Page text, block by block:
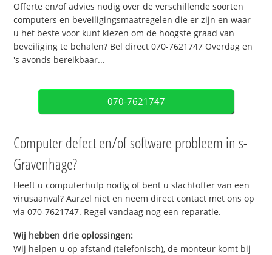
Offerte en/of advies nodig over de verschillende soorten
computers en beveiligingsmaatregelen die er zijn en waar
u het beste voor kunt kiezen om de hoogste graad van
beveiliging te behalen? Bel direct 070-7621747 Overdag en
's avonds bereikbaar...
070-7621747
Computer defect en/of software probleem in s-
Gravenhage?
Heeft u computerhulp nodig of bent u slachtoffer van een
virusaanval? Aarzel niet en neem direct contact met ons op
via 070-7621747. Regel vandaag nog een reparatie.
Wij hebben drie oplossingen:
Wij helpen u op afstand (telefonisch), de monteur komt bij